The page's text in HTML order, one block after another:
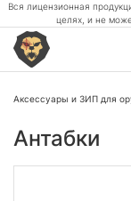
Вся лицензионная
целях, и не
Аксессуары и ЗИП для
Антабки